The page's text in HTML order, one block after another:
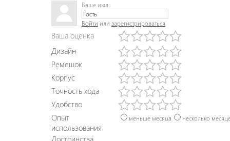
Ваше имя:
Войти или зарегистрироваться
Ваша оценка
Дизайн
Ремешок
Корпус
Точность хода
Удобство
Опыт
использования
меньше месяца несколько